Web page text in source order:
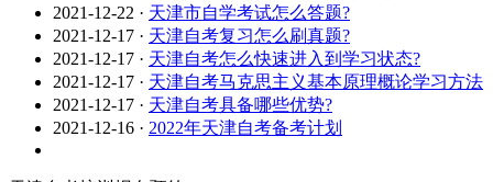
2021-12-22 · 天津市自学考试怎么答题?
2021-12-17 · 天津自考复习怎么刷真题?
2021-12-17 · 天津自考怎么快速进入到学习状态?
2021-12-17 · 天津自考马克思主义基本原理概论学习方法
2021-12-17 · 天津自考具备哪些优势?
2021-12-16 · 2022年天津自考备考计划